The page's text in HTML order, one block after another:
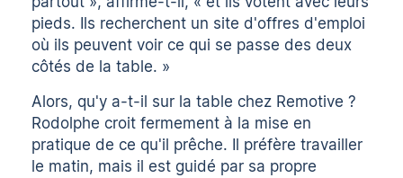
pieds. Ils recherchent un site d'offres d'emploi
où ils peuvent voir ce qui se passe des deux
côtés de la table. »
Alors, qu'y a-t-il sur la table chez Remotive ?
Rodolphe croit fermement à la mise en
pratique de ce qu'il prêche. Il préfère travailler
le matin, mais il est guidé par sa propre